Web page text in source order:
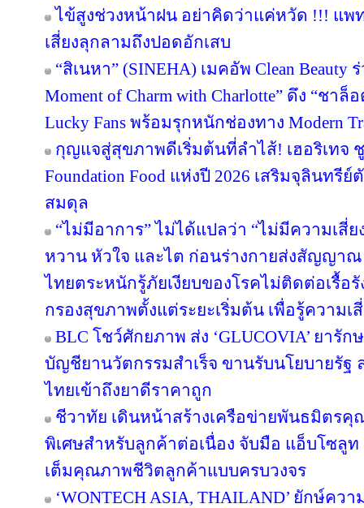
ไข้สูงช่วงหน้าฝน อย่าคิดว่าแค่หวัด !!! แพ
เสี่ยงลุกลามถึงปอดอักเสบ
“สิเนหา” (SINEHA) เมคอัพ Clean Beauty
Moment of Charm with Charlotte” ดึง “ช
Lucky Fans พร้อมรุกหนักช่องทาง Modern
กุญแจสู่สุขภาพดีเริ่มต้นที่ลำไส้! เฮอริเทจ
Foundation Food แห่งปี 2026 เสริมจุลินท
สมดุล
“ไม่มีอาการ” ไม่ได้แปลว่า “ไม่มีความเสี่ย
หวาน หัวใจ และไต ก่อนร่างกายส่งสัญญาณ
ไทยตระหนักรู้ภัยเงียบของโรคไม่ติดต่อเรื้
กรองสุขภาพตั้งแต่ระยะเริ่มต้น เพื่อรู้ความเ
BLC โชว์ศักยภาพ ส่ง ‘GLUCOVIA’ ยารั
บัญชียานวัตกรรมสำเร็จ ขานรับนโยบายรัฐ
ไทยเข้าถึงยาดีราคาถูก
ชีวาทัย เดินหน้าสร้างเครือข่ายพันธมิตร
พิเศษสำหรับลูกค้าต่อเนื่อง จับมือ แอ็บโซลู
เต็มคุณภาพชีวิตลูกค้าแบบครบวงจร
‘WONTECH ASIA, THAILAND’ ยักษ์คว